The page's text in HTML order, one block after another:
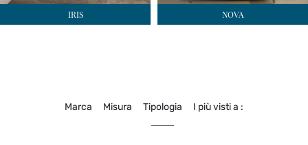
IRIS NOVA
Marca Misura Tipologia I più visti a :